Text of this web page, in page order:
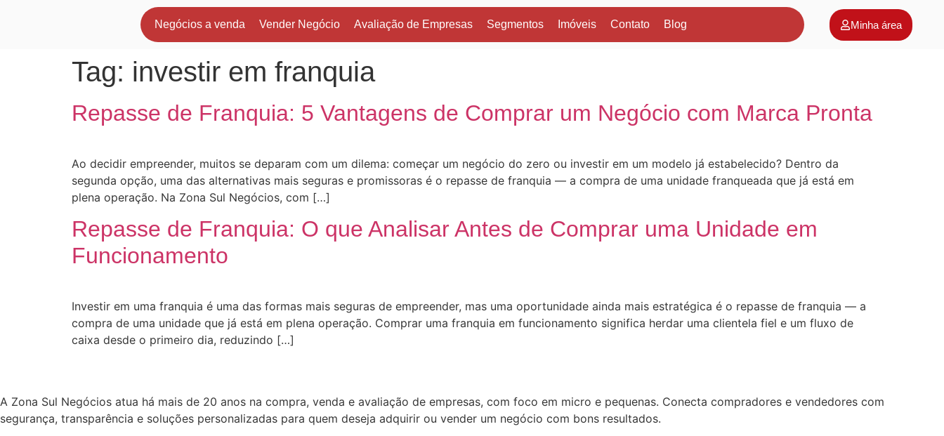
Negócios a venda Vender Negócio Avaliação de Empresas Segmentos Imóveis Contato Blog Minha área
Tag: investir em franquia
Repasse de Franquia: 5 Vantagens de Comprar um Negócio com Marca Pronta
Ao decidir empreender, muitos se deparam com um dilema: começar um negócio do zero ou investir em um modelo já estabelecido? Dentro da
segunda opção, uma das alternativas mais seguras e promissoras é o repasse de franquia — a compra de uma unidade franqueada que já está em
plena operação. Na Zona Sul Negócios, com […]
Repasse de Franquia: O que Analisar Antes de Comprar uma Unidade em
Funcionamento
Investir em uma franquia é uma das formas mais seguras de empreender, mas uma oportunidade ainda mais estratégica é o repasse de franquia — a
compra de uma unidade que já está em plena operação. Comprar uma franquia em funcionamento significa herdar uma clientela fiel e um fluxo de
caixa desde o primeiro dia, reduzindo […]
A Zona Sul Negócios atua há mais de 20 anos na compra, venda e avaliação de empresas, com foco em micro e pequenas. Conecta compradores e vendedores com
segurança, transparência e soluções personalizadas para quem deseja adquirir ou vender um negócio com bons resultados.